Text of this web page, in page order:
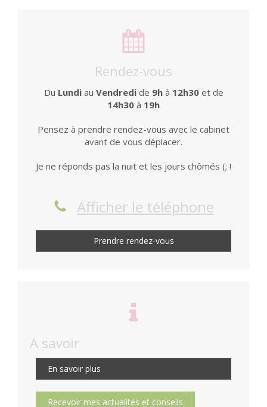
Rendez-vous
Du Lundiau Vendredide 9hà 12h30et de
14h30 à 19h
Pensez à prendre rendez-vous avec le cabinet
avant de vous déplacer.
Je ne réponds pas la nuit et les jours chômés (; !
Afficher le téléphone
Prendre rendez-vous
A savoir
En savoir plus
Recevoir mes actualités et conseils